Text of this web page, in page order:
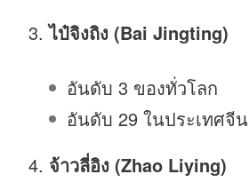
ไป๋จิงถิง (Bai Jingting)
อันดับ 3 ของทั่วโลก
อันดับ 29 ในประเทศจีน
จ้าวลี่อิง (Zhao Liying)